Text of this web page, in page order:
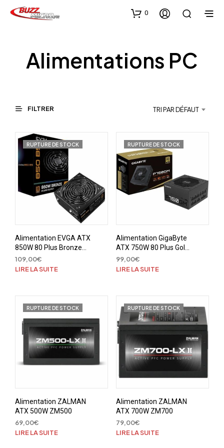
0
Alimentations PC
FILTRER TRI PAR DÉFAUT
RUPTURE DE STOCK
Alimentation EVGA ATX
850W 80 Plus Bronze
850B5
109,00€
LIRE LA SUITE
RUPTURE DE STOCK
Alimentation GigaByte
ATX 750W 80 Plus Gold
P750GM
99,00€
LIRE LA SUITE
RUPTURE DE STOCK
Alimentation ZALMAN
ATX 500W ZM500
69,00€
LIRE LA SUITE
RUPTURE DE STOCK
Alimentation ZALMAN
ATX 700W ZM700
79,00€
LIRE LA SUITE